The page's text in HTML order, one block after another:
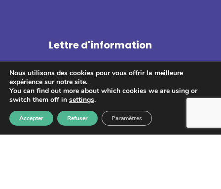
Lettre d'information
S'abonner
enregistrées et transmises à GPS pour le traitement de votre
Nous utilisons des cookies pour vous offrir la meilleure
expérience sur notre site.
You can find out more about which cookies we are using or
switch them off in settings.
Accepter Refuser Paramètres